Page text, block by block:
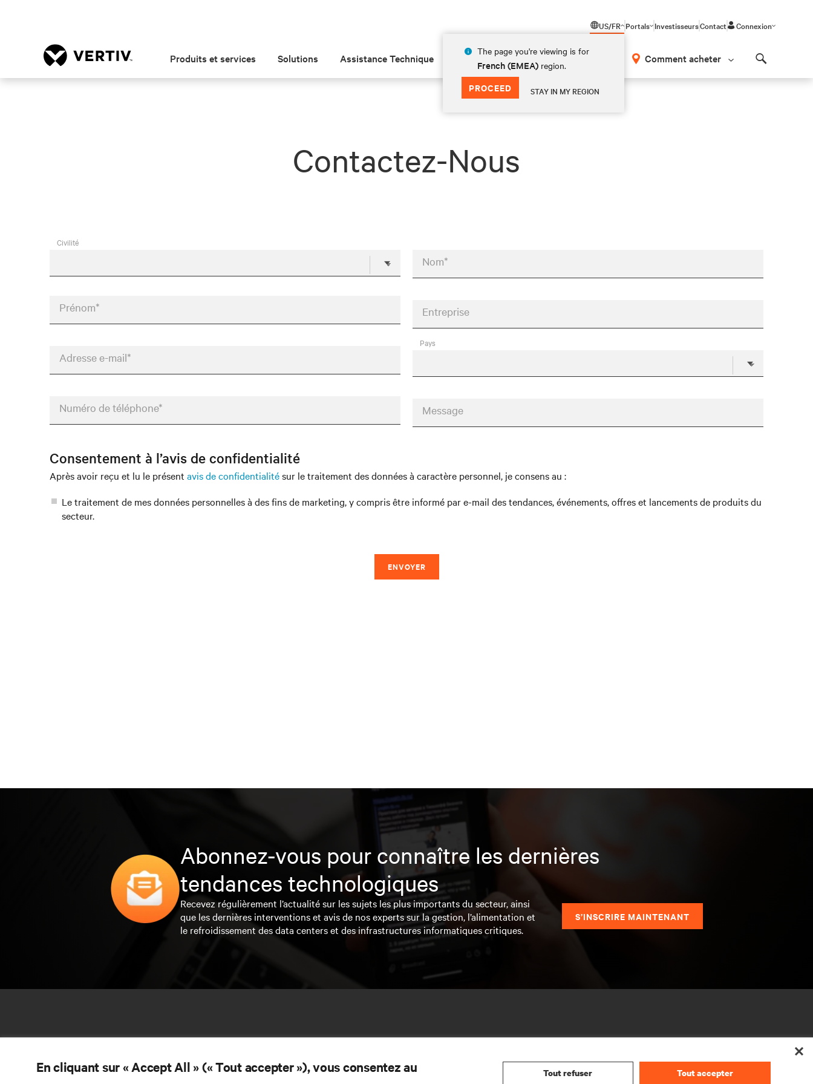
US/FR
The page you're viewing is for
French (EMEA) region.
PROCEED STAY IN MY REGION
Portals InvestisseursContact Connexion
Produits et services Solutions Assistance Technique Insights À propos Comment acheter
Contactez-Nous
Civilité
Prénom*
Adresse e-mail*
Numéro de téléphone*
Nom*
Entreprise
Pays
Message
Consentement à l’avis de confidentialité
Après avoir reçu et lu le présent avis de confidentialitésur le traitement des données à caractère personnel, je consens au :
Le traitement de mes données personnelles à des fins de marketing, y compris être informé par e-mail des tendances, événements, offres et lancements de produits du
secteur.
ENVOYER
Abonnez-vous pour connaître les dernières
tendances technologiques
Recevez régulièrement l’actualité sur les sujets les plus importants du secteur, ainsi
que les dernières interventions et avis de nos experts sur la gestion, l’alimentation et
le refroidissement des data centers et des infrastructures informatiques critiques.
S’INSCRIRE MAINTENANT
En cliquant sur « Accept All » (« Tout accepter »), vous consentez au
Tout refuser Tout accepter